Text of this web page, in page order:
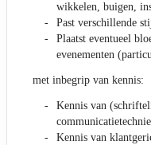
wikkelen, buigen,
Past verschillende
Plaatst eventueel
evenementen
met inbegrip van kennis:
Kennis van
Kennis van